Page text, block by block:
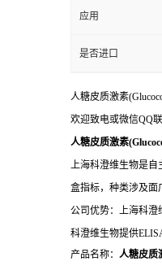
应用
是否进口
人糖皮质激素
欢迎致电或微信QQ
人糖皮质激素
上海科澄维生物是自
盒指标，种类涉及面
公司优势：上海科澄
科澄维生物提供
产品名称： 人糖皮质